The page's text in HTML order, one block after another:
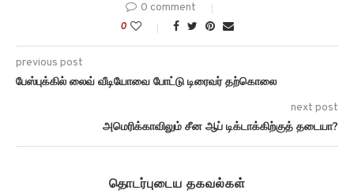
0 comment
0
previous post
பேஸ்புக்கில் லைவ் வீடியோவை போட்டு டிரைவர் தற்கொலை
next post
அமெரிக்காவிலும் சீன ஆப் டிக்டாக்கிற்குத் தடையா?
தொடர்புடைய தகவல்கள்